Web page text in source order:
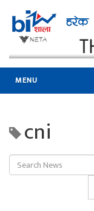
MENU
cni